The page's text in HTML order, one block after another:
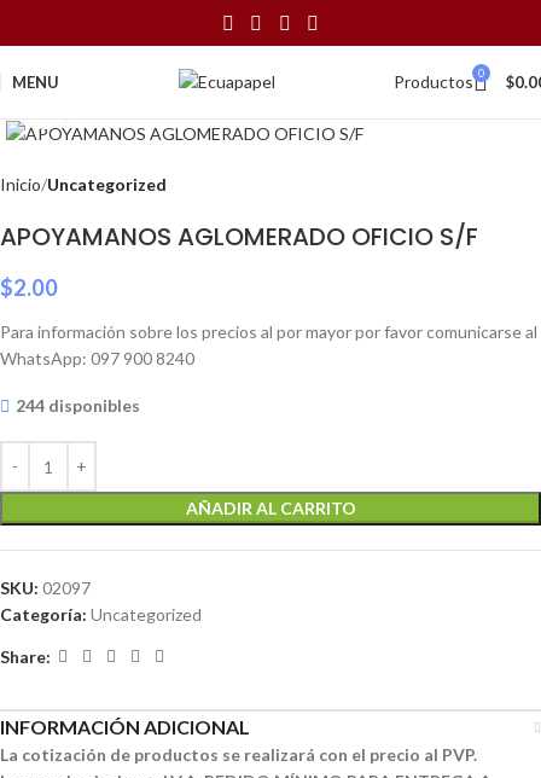
MENU Productos 0 $
Inicio Uncategorized
APOYAMANOS AGLOMERADO OFICIO S/F
$2.00
Para información sobre los precios al por mayor por favor comunicarse al
WhatsApp: 097 900 8240
244 disponibles
AÑADIR AL CARRITO
SKU: 02097
Categoría: Uncategorized
Share:
INFORMACIÓN ADICIONAL
La cotización de productos se realizará con el precio al PVP.